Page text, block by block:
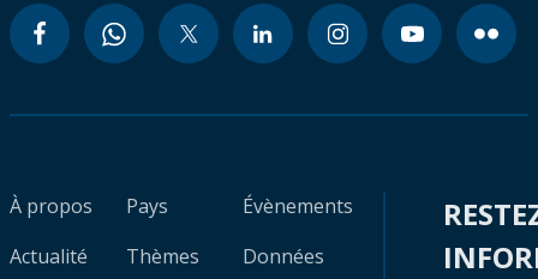
À propos
Actualité
Pays
Thèmes
Évènements
Données